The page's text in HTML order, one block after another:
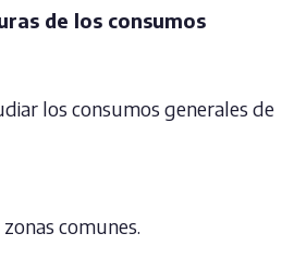
de los consumos
los consumos generales de
comunes.